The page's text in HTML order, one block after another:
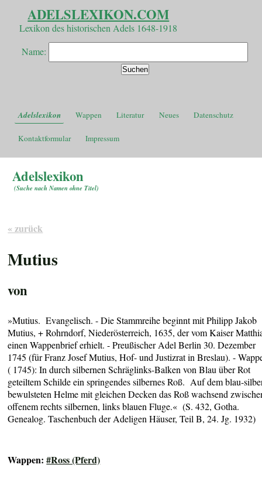
ADELSLEXIKON.COM
Lexikon des historischen Adels 1648-1918
Name:
Adelslexikon Wappen Literatur Neues Datenschutz
Kontaktformular Impressum
Adelslexikon
(Suche nach Namen ohne Titel)
« zurück
Mutius
von
»Mutius. Evangelisch. - Die Stammreihe beginnt mit Philipp Jakob
Mutius, + Rohrndorf, Niederösterreich, 1635, der vom Kaiser
einen Wappenbrief erhielt. - Preußischer Adel Berlin 30. Dezember
1745 (für Franz Josef Mutius, Hof- und Justizrat in Breslau). -
( 1745):In durch silbernen Schräglinks-Balken von Blau über Rot
geteiltem Schilde ein springendes silbernes Roß. Auf dem blau-
bewulsteten Helme mit gleichen Decken das Roß wachsend
offenem rechts silbernen, links blauen Fluge.« (S. 432, Gotha.
Genealog. Taschenbuch der Adeligen Häuser, Teil B, 24. Jg. 1932)
Wappen:#Ross (Pferd)